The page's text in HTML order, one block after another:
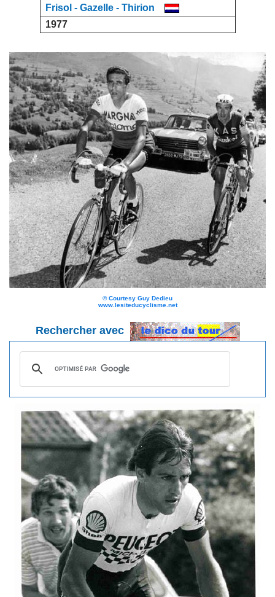
Frisol - Gazelle - Thirion
1977
©Courtesy Guy Dedieu
www.lesiteducyclisme.net
Rechercher avec